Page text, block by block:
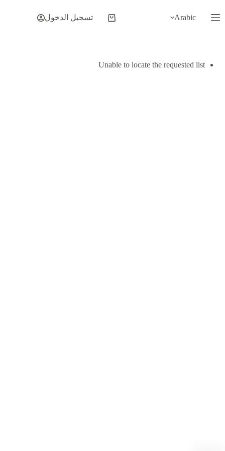
إلى
المحتوى
Arabic
عربة
تسجيل الدخول
Unable to locate the requested list